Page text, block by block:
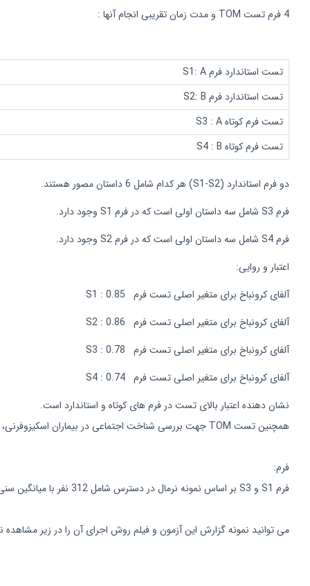
4 فرم تست TOM و مدت زمان تقریبی انجام آنها :
تست استاندارد فرم S1: A
تست استاندارد فرم S2: B
تست فرم کوتاه S3 : A
تست فرم کوتاه S4 : B
دو فرم استاندارد (S1-S2) هر کدام شامل 6 داستان مصور هستند.
فرم S3 شامل سه داستان اولی است که در فرم S1 وجود دارد.
فرم S4 شامل سه داستان اولی است که در فرم S2 وجود دارد.
اعتبار و روایی:
آلفای کرونباخ برای متغیر اصلی تست فرم S1 : 0.85
آلفای کرونباخ برای متغیر اصلی تست فرم S2 : 0.86
آلفای کرونباخ برای متغیر اصلی تست فرم S3 : 0.78
آلفای کرونباخ برای متغیر اصلی تست فرم S4 : 0.74
نشان دهنده اعتبار بالای تست در فرم های کوتاه و استاندارد است.
همچنین تست TOM جهت بررسی شناخت اجتماعی در بیماران اسکیزوفرنی، اختلالات effective، اختلالات شخصیت و اختلالات وابسته به دمانس است.
فرم:
فرم S1 و S3 بر اساس نمونه نرمال در دسترس شامل 312 نفر با میانگین سنی 17 تا 83 سال است و در فرم کلی سن، تحصیلات و جنسیت معین برای نمونه فراهم شده است.
می توانید نمونه گزارش این آزمون و فیلم روش اجرای آن را در زیر مشاهده